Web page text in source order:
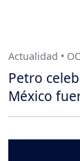
Actualidad •
Petro
México